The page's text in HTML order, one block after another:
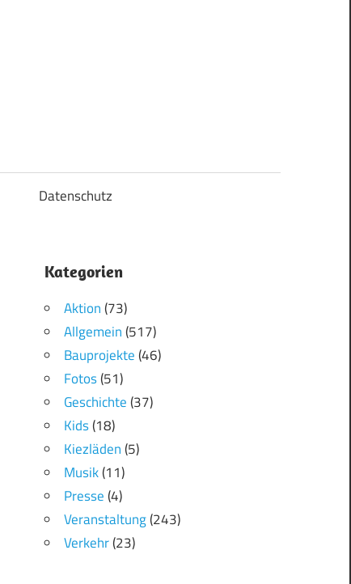
Datenschutz
Kategorien
Aktion(73)
Allgemein(517)
Bauprojekte(46)
Fotos(51)
Geschichte(37)
Kids(18)
Kiezläden(5)
Musik(11)
Presse(4)
Veranstaltung(243)
Verkehr(23)